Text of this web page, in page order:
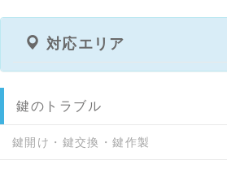
対応エリア
鍵のトラブル
鍵開け・鍵交換・鍵作製